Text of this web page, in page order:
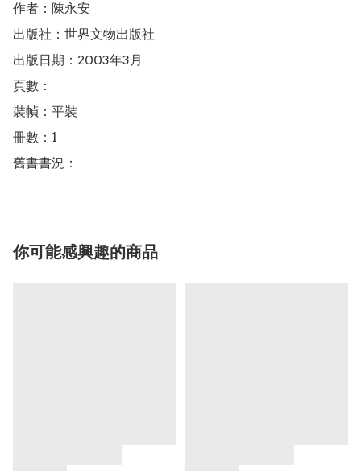
作者：陳永安
出版社：世界文物出版社
出版日期：2003年3月
頁數：
裝幀：平裝
冊數：1
你可能感興趣的商品